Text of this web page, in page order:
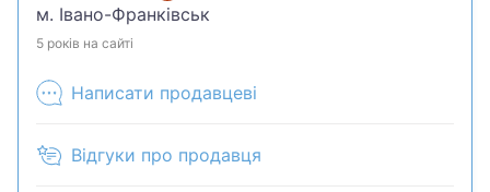
м. Івано-Франківськ
5 років на сайті
Написати продавцеві
Відгуки про продавця